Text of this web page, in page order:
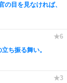
の目を見なければ、
ち振る舞い。